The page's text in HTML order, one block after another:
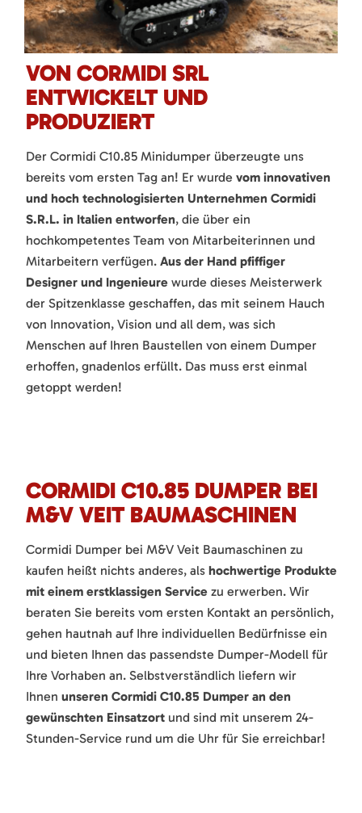
VON CORMIDI SRL
ENTWICKELT UND
PRODUZIERT
Der Cormidi C10.85 Minidumper überzeugte uns
bereits vom ersten Tag an! Er wurde vom innovativen
und hoch technologisierten Unternehmen Cormidi
S.R.L. in Italien entworfen, die über ein
hochkompetentes Team von Mitarbeiterinnen und
Mitarbeitern verfügen. Aus der Hand pfiffiger
Designer und Ingenieure wurde dieses Meisterwerk
der Spitzenklasse geschaffen, das mit seinem Hauch
von Innovation, Vision und all dem, was sich
Menschen auf Ihren Baustellen von einem Dumper
erhoffen, gnadenlos erfüllt. Das muss erst einmal
getoppt werden!
CORMIDI C10.85 DUMPER BEI
M&V VEIT BAUMASCHINEN
Cormidi Dumper bei M&V Veit Baumaschinen zu
kaufen heißt nichts anderes, als hochwertige Produkte
mit einem erstklassigen Service zu erwerben. Wir
beraten Sie bereits vom ersten Kontakt an persönlich,
gehen hautnah auf Ihre individuellen Bedürfnisse ein
und bieten Ihnen das passendste Dumper-Modell für
Ihre Vorhaben an. Selbstverständlich liefern wir
Ihnen unseren Cormidi C10.85 Dumper an den
gewünschten Einsatzort und sind mit unserem 24-
Stunden-Service rund um die Uhr für Sie erreichbar!